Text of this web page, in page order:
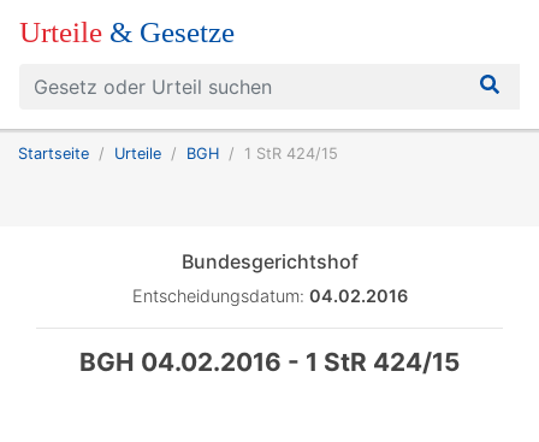
Urteile & Gesetze
Startseite Urteile BGH 1 StR 424/15
Bundesgerichtshof
Entscheidungsdatum: 04.02.2016
BGH 04.02.2016 - 1 StR 424/15